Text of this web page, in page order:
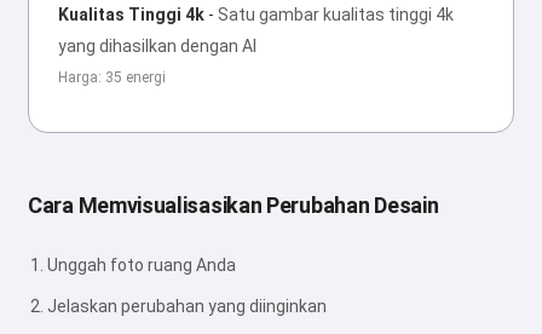
Kualitas Tinggi 4k - Satu gambar kualitas tinggi 4k
yang dihasilkan dengan AI
Harga: 35 energi
Cara Memvisualisasikan Perubahan Desain
Unggah foto ruang Anda
Jelaskan perubahan yang diinginkan